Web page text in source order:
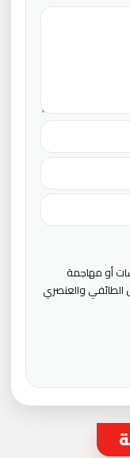
أو مهاجمة
الطائفي والعنصري